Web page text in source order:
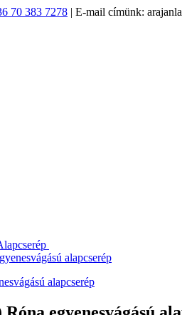
70 383 7278 | E-mail címünk:
alapcserép